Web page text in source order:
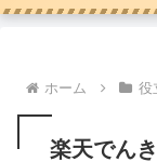
ホーム 役
楽天でん